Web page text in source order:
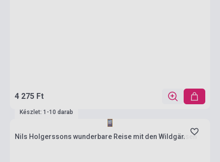
4 275 Ft
Készlet: 1-10 darab
Nils Holgerssons wunderbare Reise mit den Wildgänsen